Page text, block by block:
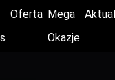
Oferta Mega
Okazje